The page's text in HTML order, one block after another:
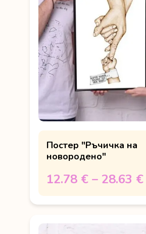
Постер "Ръчичка на
новородено"
12.78 € – 28.63 €